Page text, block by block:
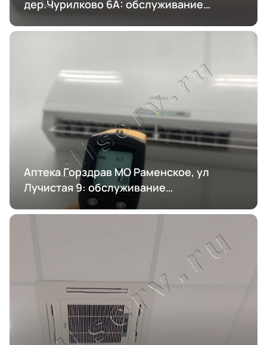
дер.Чурилково 6А: обслуживание
Аптека Горздрав МО Раменское, ул
Лучистая 9: обслуживание
кондиционирования